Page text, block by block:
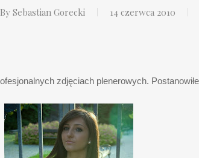
By Sebastian Gorecki 14 czerwca 2010
zdjęciach plenerowych.